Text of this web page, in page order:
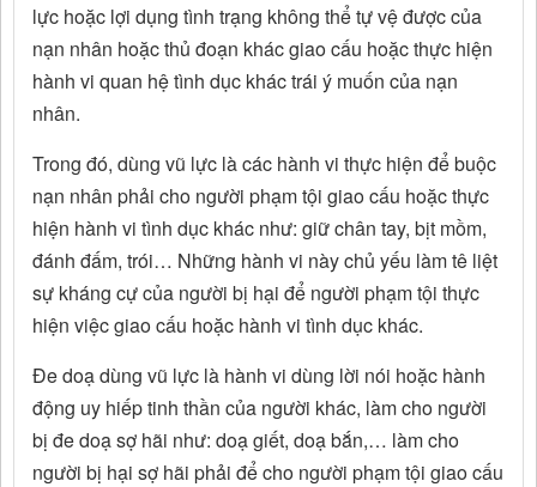
lực hoặc lợi dụng tình trạng không thể tự vệ được của
nạn nhân hoặc thủ đoạn khác giao cấu hoặc thực hiện
hành vi quan hệ tình dục khác trái ý muốn của nạn
nhân.
Trong đó, dùng vũ lực là các hành vi thực hiện để buộc
nạn nhân phải cho người phạm tội giao cấu hoặc thực
hiện hành vi tình dục khác như: giữ chân tay, bịt mồm,
đánh đấm, trói… Những hành vi này chủ yếu làm tê liệt
sự kháng cự của người bị hại để người phạm tội thực
hiện việc giao cấu hoặc hành vi tình dục khác.
Đe doạ dùng vũ lực là hành vi dùng lời nói hoặc hành
động uy hiếp tinh thần của người khác, làm cho người
bị đe doạ sợ hãi như: doạ giết, doạ bắn,… làm cho
người bị hại sợ hãi phải để cho người phạm tội giao cấu